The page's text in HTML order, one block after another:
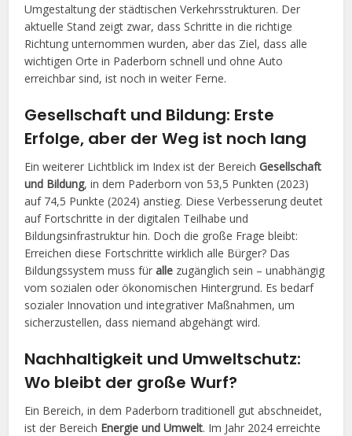
Umgestaltung der städtischen Verkehrsstrukturen. Der
aktuelle Stand zeigt zwar, dass Schritte in die richtige
Richtung unternommen wurden, aber das Ziel, dass alle
wichtigen Orte in Paderborn schnell und ohne Auto
erreichbar sind, ist noch in weiter Ferne.
Gesellschaft und Bildung: Erste
Erfolge, aber der Weg ist noch lang
Ein weiterer Lichtblick im Index ist der BereichGesellschaft
und Bildung, in dem Paderborn von 53,5 Punkten (2023)
auf 74,5 Punkte (2024) anstieg. Diese Verbesserung deutet
auf Fortschritte in der digitalen Teilhabe und
Bildungsinfrastruktur hin. Doch die große Frage bleibt:
Erreichen diese Fortschritte wirklich alle Bürger? Das
Bildungssystem muss füralle zugänglich sein – unabhängig
vom sozialen oder ökonomischen Hintergrund. Es bedarf
sozialer Innovation und integrativer Maßnahmen, um
sicherzustellen, dass niemand abgehängt wird.
Nachhaltigkeit und Umweltschutz:
Wo bleibt der große Wurf?
Ein Bereich, in dem Paderborn traditionell gut abschneidet,
ist der Bereich Energie und Umwelt. Im Jahr 2024 erreichte